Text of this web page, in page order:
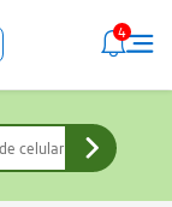
4